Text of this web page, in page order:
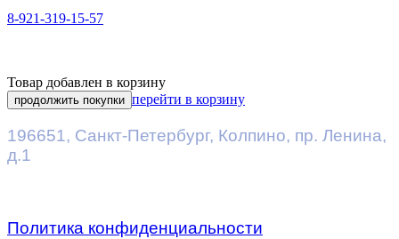
8-921-319-15-57
Товар добавлен в корзину
продолжить покупки перейти в корзину
196651, Санкт-Петербург, Колпино, пр. Ленина,
д.1
Политика конфиденциальности